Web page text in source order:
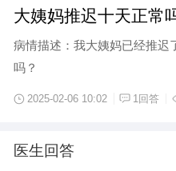
大姨妈推迟十天正常
病情描述：我大姨妈已经推迟
吗？
2025-02-06 10:02 1回答
医生回答